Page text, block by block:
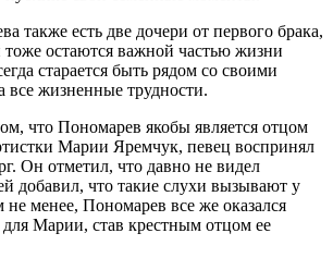
также есть две дочери от первого брака,
остаются важной частью жизни
старается быть рядом со своими
все жизненные трудности.
что Пономарев якобы является отцом
Марии Яремчук, певец воспринял
Он отметил, что давно не видел
добавил, что такие слухи вызывают у
менее, Пономарев все же оказался
Марии, став крестным отцом ее